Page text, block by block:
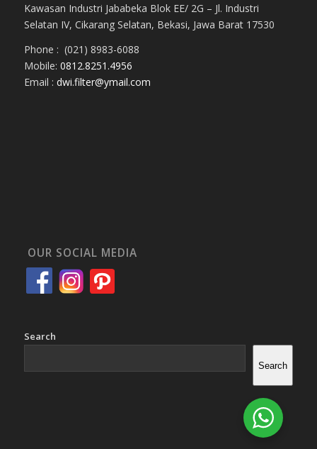
Kawasan Industri Jababeka Blok EE/ 2G – Jl. Industri
Selatan IV, Cikarang Selatan, Bekasi, Jawa Barat 17530
Phone : (021) 8983-6088
Mobile: 0812.8251.4956
Email : dwi.filter@ymail.com
OUR SOCIAL MEDIA
Search
Search